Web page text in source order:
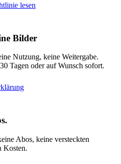
lesen
Bilder
Nutzung, keine Weitergabe.
Tagen oder auf Wunsch sofort.
Abos, keine versteckten
Kosten.